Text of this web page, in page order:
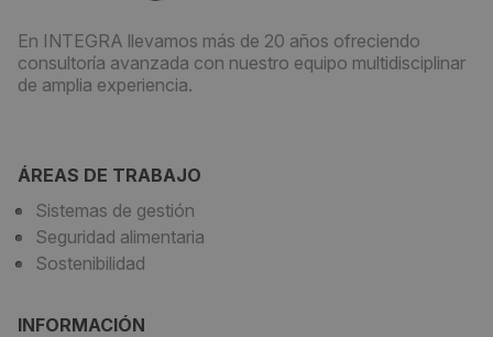
En INTEGRA llevamos más de 20 años ofreciendo
consultoría avanzada con nuestro equipo multidisciplinar
de amplia experiencia.
ÁREAS DE TRABAJO
Sistemas de gestión
Seguridad alimentaria
Sostenibilidad
INFORMACIÓN